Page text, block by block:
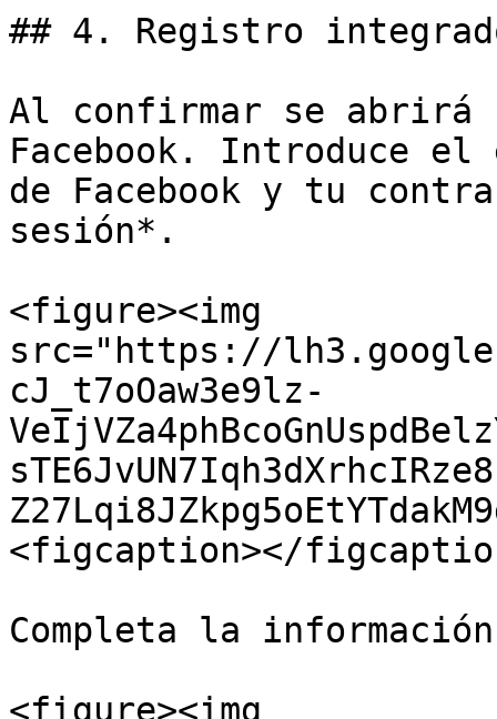
## 4. Registro
Al confirmar se abrirá
Facebook. Introduce
de Facebook y tu
sesión*.
<figure><img
src="https://
cJ_t7oOaw3e9lz-
<figcaption></
Completa la
<figure><img